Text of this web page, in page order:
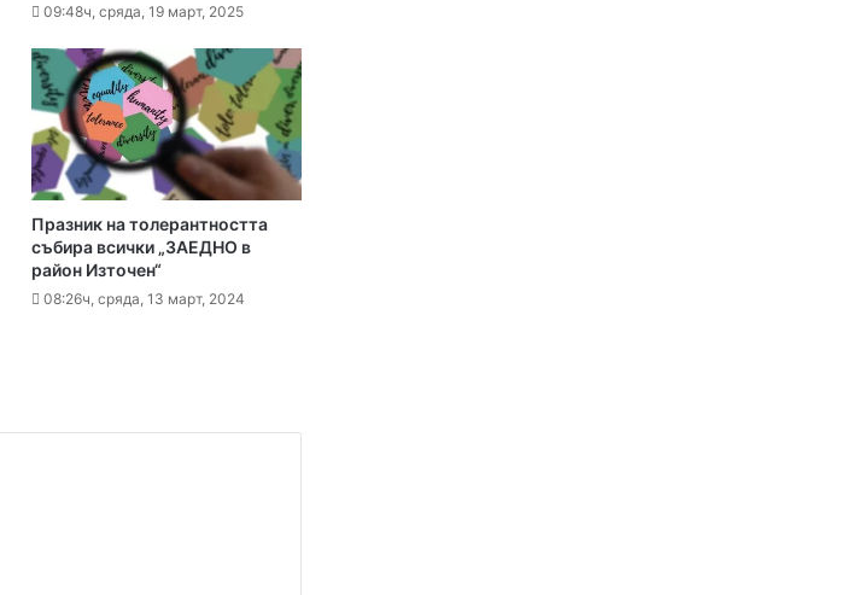
Специален гост от Бразилия посети пловдивските пожарникари
09:48ч, сряда, 19 март, 2025
Празник на толерантността
събира всички „ЗАЕДНО в
район Източен“
08:26ч, сряда, 13 март, 2024